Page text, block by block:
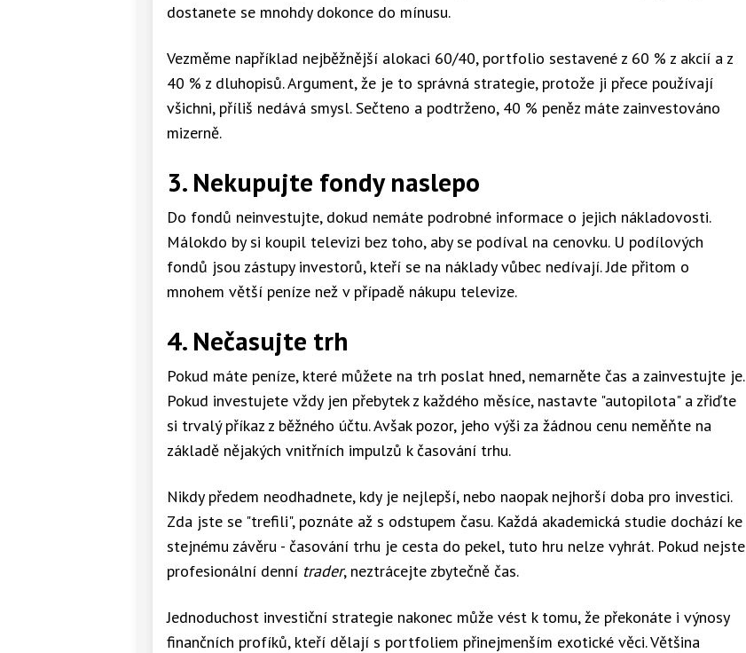
dostanete se mnohdy dokonce do mínusu.
Vezměme například nejběžnější alokaci 60/40, portfolio sestavené z 60 % z akcií a z
40 % z dluhopisů. Argument, že je to správná strategie, protože ji přece používají
všichni, příliš nedává smysl. Sečteno a podtrženo, 40 % peněz máte zainvestováno
mizerně.
3. Nekupujte fondy naslepo
Do fondů neinvestujte, dokud nemáte podrobné informace o jejich nákladovosti.
Málokdo by si koupil televizi bez toho, aby se podíval na cenovku. U podílových
fondů jsou zástupy investorů, kteří se na náklady vůbec nedívají. Jde přitom o
mnohem větší peníze než v případě nákupu televize.
4. Nečasujte trh
Pokud máte peníze, které můžete na trh poslat hned, nemarněte čas a zainvestujte je.
Pokud investujete vždy jen přebytek z každého měsíce, nastavte "autopilota" a zřiďte
si trvalý příkaz z běžného účtu. Avšak pozor, jeho výši za žádnou cenu neměňte na
základě nějakých vnitřních impulzů k časování trhu.
Nikdy předem neodhadnete, kdy je nejlepší, nebo naopak nejhorší doba pro investici.
Zda jste se "trefili", poznáte až s odstupem času. Každá akademická studie dochází ke
stejnému závěru - časování trhu je cesta do pekel, tuto hru nelze vyhrát. Pokud nejste
profesionální denní trader, neztrácejte zbytečně čas.
Jednoduchost investiční strategie nakonec může vést k tomu, že překonáte i výnosy
finančních profíků, kteří dělají s portfoliem přinejmenším exotické věci. Většina